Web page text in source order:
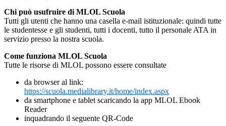
Chi può usufruire di MLOL Scuola
Tutti gli utenti che hanno una casella e-mail istituzionale: quindi tutte
le studentesse e gli studenti, tutti i docenti, tutto il personale ATA in
servizio presso la nostra scuola.
Come funziona MLOL Scuola
Tutte le risorse di MLOL possono essere consultate
da browser al link:
https://scuola.medialibrary.it/home/index.aspx
da smartphone e tablet scaricando la app MLOL Ebook
Reader
inquadrando il seguente QR-Code